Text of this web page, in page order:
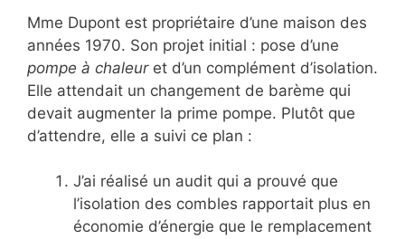
Mme Dupont est propriétaire d’une maison des
années 1970. Son projet initial : pose d’une
pompe à chaleuret d’un complément d’isolation.
Elle attendait un changement de barème qui
devait augmenter la prime pompe. Plutôt que
d’attendre, elle a suivi ce plan :
J’ai réalisé un audit qui a prouvé que
l’isolation des combles rapportait plus en
économie d’énergie que le remplacement